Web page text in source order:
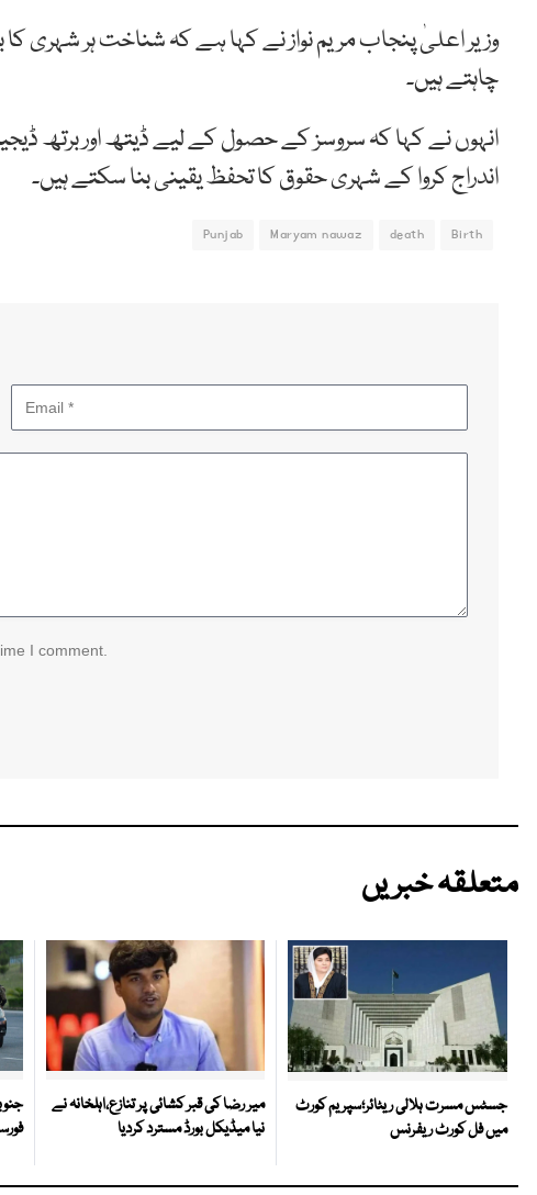
وزیر اعلیٰ پنجاب مریم نواز نے کہا ہے کہ شناخت ہر شہری
چاہتے ہیں۔
انہوں نے کہا کہ سروسز کے حصول کے لیے ڈیتھ اور برتھ
اندراج کروا کے شہری حقوق کا تحفظ یقینی بنا سکتے ہیں۔
Birth
death
Maryam nawaz
Punjab
I comment.
متعلقہ خبریں
جسٹس مسرت ہلالی ریٹائر؛سپریم کورٹ
میں فل کورٹ ریفرنس
میر رضا کی قبر کشائی پر تنازع،اہلخانہ نے
نیا میڈیکل بورڈ مسترد کردیا
فورسز